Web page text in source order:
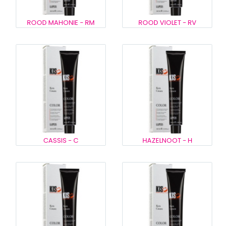
ROOD MAHONIE - RM ROOD VIOLET - RV
CASSIS - C HAZELNOOT - H